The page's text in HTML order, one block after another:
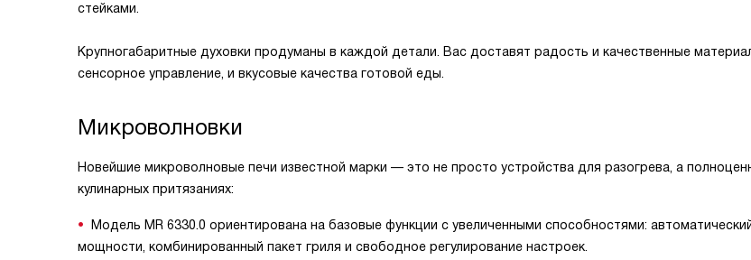
стейками.
Крупногабаритные духовки продуманы в каждой детали. Вас доставят радость и качественные
сенсорное управление, и вкусовые качества готовой еды.
Микроволновки
Новейшие микроволновые печи известной марки — это не просто устройства для разогрева, а
кулинарных притязаниях:
Модель MR 6330.0 ориентирована на базовые функции с увеличенными способностями:
мощности, комбинированный пакет гриля и свободное регулирование настроек.